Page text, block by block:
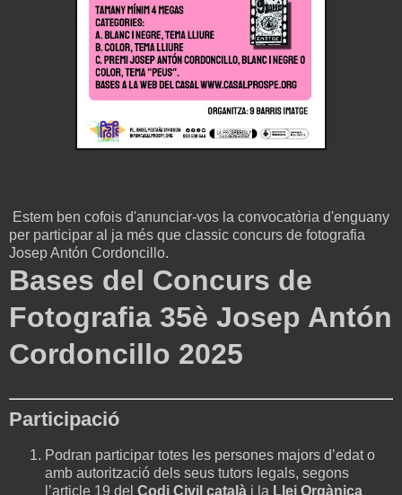
Estem ben cofois d'anunciar-vos la convocatòria d'enguany
per participar al ja més que classic concurs de fotografia
Josep Antón Cordoncillo.
Bases del Concurs de
Fotografia 35è Josep Antón
Cordoncillo 2025
Participació
Podran participar totes les persones majors d’edat o
amb autorització dels seus tutors legals, segons
l’article 19 del Codi Civil català i la Llei Orgànica